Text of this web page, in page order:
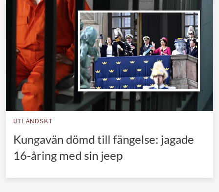
Norska kungahuset
Danska kungahuset
Spanska kungahuset
Nederländska kungahuset
Belgiska kungahuset
Jordanska kungahuset
Japanska kejsarhuset
Thailändska kungahuset
UTLÄNDSKT
Kungavän dömd till fängelse: jagade
16-åring med sin jeep